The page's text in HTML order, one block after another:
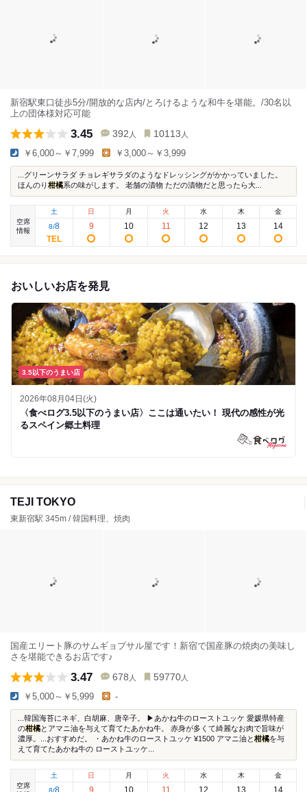
新宿駅東口徒歩5分/開放的な店内/とろけるような和牛を堪能。/30名以
上の団体様対応可能
3.45 392 人 10113 人
￥6,000～￥7,999 ￥3,000～￥3,999
...グリーンサラダ チョレギサラダのようなドレッシングがかかっていました。
ほんのり柑橘系の味がします。 老舗の漬物 ただの漬物だと思ったら大...
空席
情報
土
8/8
日
9
月
10
火
11
水
12
木
13
金
14
おいしいお店を発見
3.5以下のうまい店
2026年08月04日(火)
〈食べログ3.5以下のうまい店〉ここは通いたい！ 現代の感性が光
るスペイン郷土料理
TEJI TOKYO
東新宿駅 345m / 韓国料理、焼肉
国産エリート豚のサムギョプサル屋です！新宿で国産豚の焼肉の美味し
さを堪能できるお店です♪
3.47 678 人 59770 人
￥5,000～￥5,999 -
...韓国海苔にネギ、白胡麻、唐辛子。 ▶あかね牛のローストユッケ 愛媛県特産
の柑橘とアマニ油を与えて育てたあかね牛。 赤身が多くて綺麗なお肉で旨味が
濃厚。...おすすめだ。 ・あかね牛のローストユッケ ¥1500 アマニ油と柑橘を与
えて育てたあかね牛の ローストユッケ...
空席
土
日 月 火 水 木 金